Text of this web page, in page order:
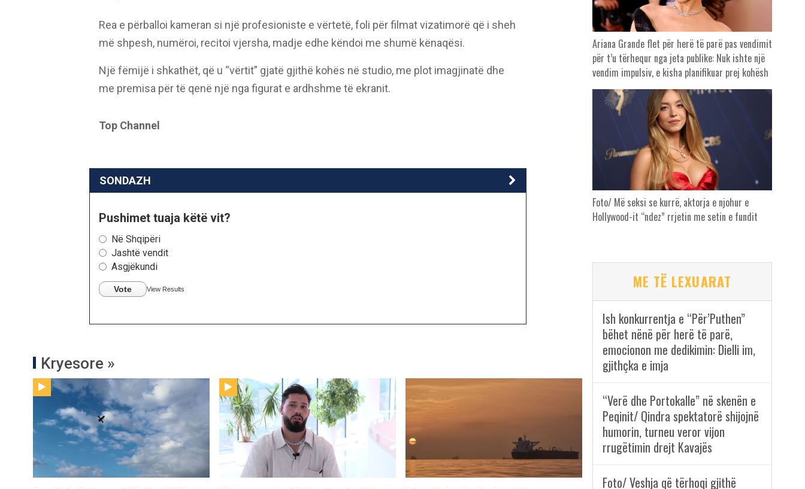
Rea e përballoi kameran si një profesioniste e vërtetë, foli për filmat vizatimorë që i sheh
më shpesh, numëroi, recitoi vjersha, madje edhe këndoi me shumë kënaqësi.
Një fëmijë i shkathët, që u “vërtit” gjatë gjithë kohës në studio, me plot imagjinatë dhe
me premisa për të qenë një nga figurat e ardhshme të ekranit.
Top Channel
SONDAZH
Pushimet tuaja këtë vit?
Në Shqipëri
Jashtë vendit
Asgjëkundi
Vote View Results
Kryesore »
Ariana Grande flet për herë të parë pas vendimit
për t’u tërhequr nga jeta publike: Nuk ishte një
vendim impulsiv, e kisha planifikuar prej kohësh
Foto/ Më seksi se kurrë, aktorja e njohur e
Hollywood-it “ndez” rrjetin me setin e fundit
ME TË LEXUARAT
Ish konkurrentja e “Për’Puthen”
bëhet nënë për herë të parë,
emocionon me dedikimin: Dielli im,
gjithçka e imja
“Verë dhe Portokalle” në skenën e
Peqinit/ Qindra spektatorë shijojnë
humorin, turneu veror vijon
rrugëtimin drejt Kavajës
Foto/ Veshja që tërhoqi gjithë